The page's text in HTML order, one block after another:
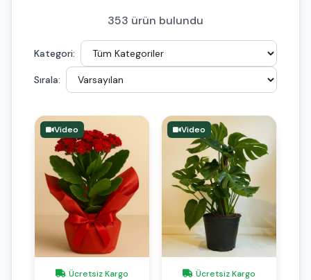
353 ürün bulundu
Kategori:
Sırala:
Video
Ücretsiz Kargo
Video
Ücretsiz Kargo